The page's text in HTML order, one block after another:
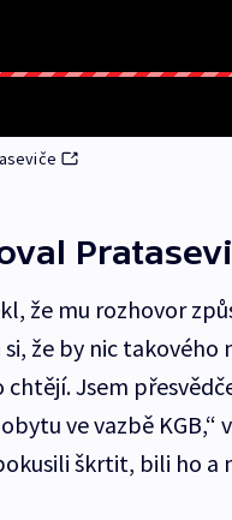
že mu rozhovor
že by nic takového
Jsem
ve vazbě KGB,“
škrtit, bili ho